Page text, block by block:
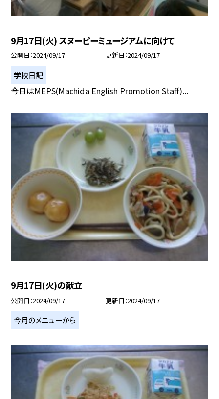
9月17日(火) スヌーピーミュージアムに向けて
公開日 2024/09/17 更新日 2024/09/17
学校日記
今日はMEPS(Machida English Promotion Staff)...
9月17日(火)の献立
公開日 2024/09/17 更新日 2024/09/17
今月のメニューから